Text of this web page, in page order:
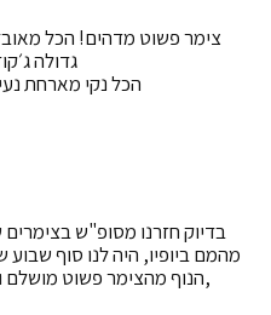
צימר פשוט מדהים! הכל
גדולה
הכל נקי מארחת
בדיוק חזרנו מסופ"ש
מהמם ביופיו, היה לנו סוף שבוע
הנוף מהצימר פשוט מושלם וגורם לתחושה של עולם אחר,